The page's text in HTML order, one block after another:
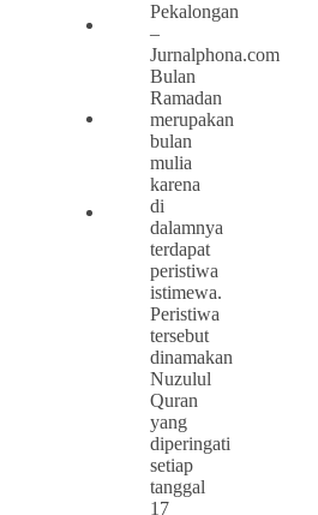
Pekalongan
–
Jurnalphona.com
Bulan
Ramadan
merupakan
bulan
mulia
karena
di
dalamnya
terdapat
peristiwa
istimewa.
Peristiwa
tersebut
dinamakan
Nuzulul
Quran
yang
diperingati
setiap
tanggal
17